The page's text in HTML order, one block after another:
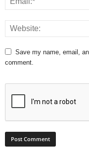
Save my name, email,
comment.